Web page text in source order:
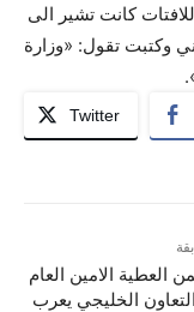
كانت تشير الى
وكتبت تقول: «وزارة
Twitter
العطية الامين العام
الخليجي يعرب